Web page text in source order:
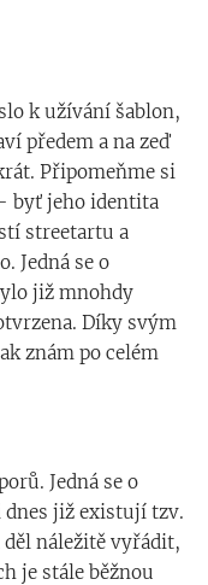
k užívání šablon,
předem a na zeď
Připomeňme si
byť jeho identita
streetartu a
Jedná se o
již mnohdy
Díky svým
znám po celém
Jedná se o
dnes již existují tzv.
náležitě vyřádit,
je stále běžnou